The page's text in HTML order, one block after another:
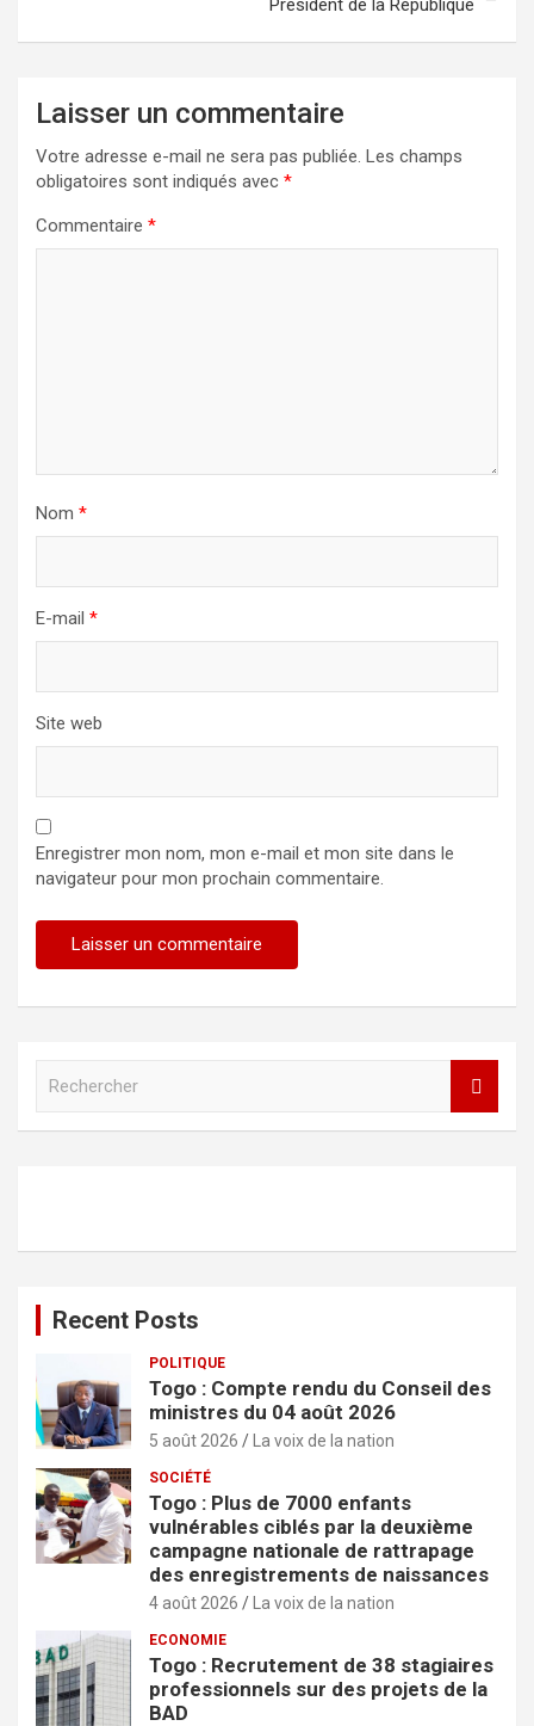
Président de la République
Laisser un commentaire
Votre adresse e-mail ne sera pas publiée. Les champs
obligatoires sont indiqués avec *
Commentaire *
Nom *
E-mail *
Site web
Enregistrer mon nom, mon e-mail et mon site dans le
navigateur pour mon prochain commentaire.
h
Recent Posts
POLITIQUE
Togo : Compte rendu du Conseil des
ministres du 04 août 2026
5 août 2026 La voix de la nation
SOCIÉTÉ
Togo : Plus de 7000 enfants
vulnérables ciblés par la deuxième
campagne nationale de rattrapage
des enregistrements de naissances
4 août 2026 La voix de la nation
ECONOMIE
Togo : Recrutement de 38 stagiaires
professionnels sur des projets de la
BAD